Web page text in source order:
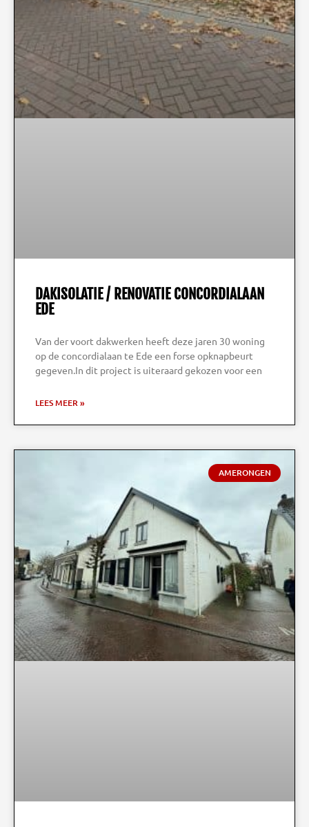
DAKISOLATIE / RENOVATIE CONCORDIALAAN
EDE
Van der voort dakwerken heeft deze jaren 30 woning
op de concordialaan te Ede een forse opknapbeurt
gegeven.In dit project is uiteraard gekozen voor een
LEES MEER »
AMERONGEN